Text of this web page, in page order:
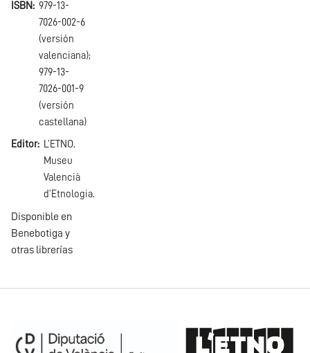
ISBN
979-13-
7026-002-6
(versión
valenciana);
979-13-
7026-001-9
(versión
castellana)
Editor
L’ETNO,
Museu
Valencià
d’Etnologia.
Disponible en
Benebotiga y
otras librerías